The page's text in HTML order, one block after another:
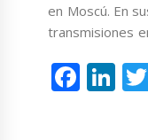
en Moscú. En
transmisiones